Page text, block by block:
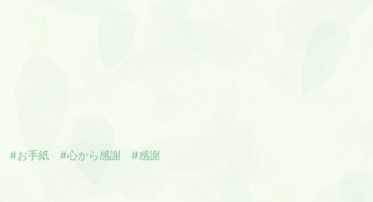
#お手紙 #心から感謝 #感謝